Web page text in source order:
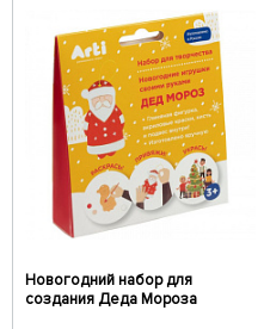
Новогодний набор для
создания Деда Мороза